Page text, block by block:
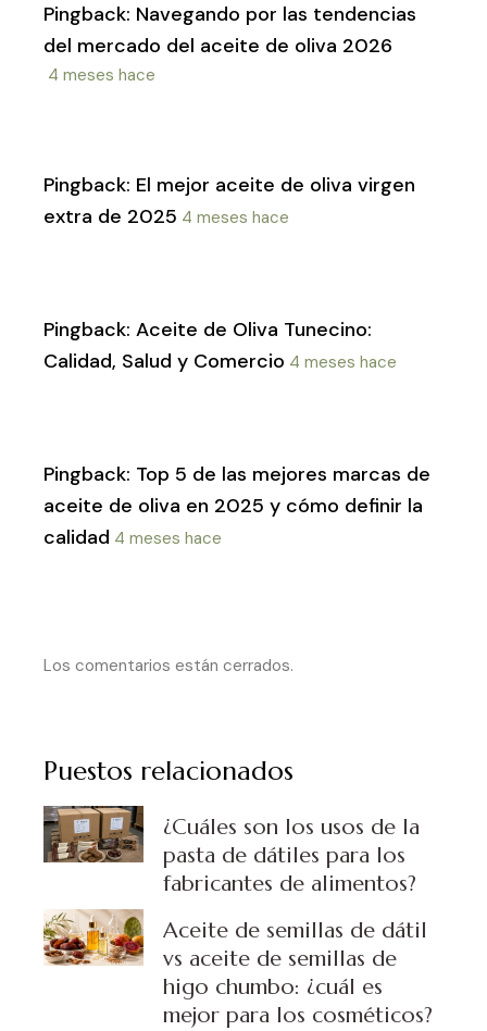
Pingback: Navegando por las tendencias
del mercado del aceite de oliva 2026
4 meses hace
Pingback: El mejor aceite de oliva virgen
extra de 2025 4 meses hace
Pingback: Aceite de Oliva Tunecino:
Calidad, Salud y Comercio 4 meses hace
Pingback: Top 5 de las mejores marcas de
aceite de oliva en 2025 y cómo definir la
calidad 4 meses hace
Los comentarios están cerrados.
Puestos relacionados
¿Cuáles son los usos de la
pasta de dátiles para los
fabricantes de alimentos?
Aceite de semillas de dátil
vs aceite de semillas de
higo chumbo: ¿cuál es
mejor para los cosméticos?